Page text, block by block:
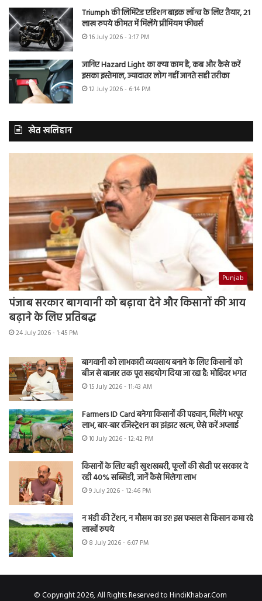
Triumph की लिमिटेड एडिशन बाइक लॉन्च के लिए तैयार, 21
लाख रुपये कीमत में मिलेंगे प्रीमियम फीचर्स
16 July 2026 - 3:17 PM
जानिए Hazard Light का क्या काम है, कब और कैसे करें
इसका इस्तेमाल, ज्यादातर लोग नहीं जानते सही तरीका
12 July 2026 - 6:14 PM
खेत खलिहान
Punjab
पंजाब सरकार बागवानी को बढ़ावा देने और किसानों की आय
बढ़ाने के लिए प्रतिबद्ध
24 July 2026 - 1:45 PM
बागवानी को लाभकारी व्यवसाय बनाने के लिए किसानों को
बीज से बाजार तक पूरा सहयोग दिया जा रहा है: मोहिंदर भगत
15 July 2026 - 11:43 AM
Farmers ID Card बनेगा किसानों की पहचान, मिलेंगे भरपूर
लाभ, बार-बार रजिस्ट्रेशन का झंझट खत्म, ऐसे करें अप्लाई
10 July 2026 - 12:42 PM
किसानों के लिए बड़ी खुशखबरी, फूलों की खेती पर सरकार दे
रही 40% सब्सिडी, जानें कैसे मिलेगा लाभ
9 July 2026 - 12:46 PM
न मंडी की टेंशन, न मौसम का डर! इस फसल से किसान कमा रहे
लाखों रुपये
8 July 2026 - 6:07 PM
© Copyright 2026, All Rights Reserved to HindiKhabar.Com